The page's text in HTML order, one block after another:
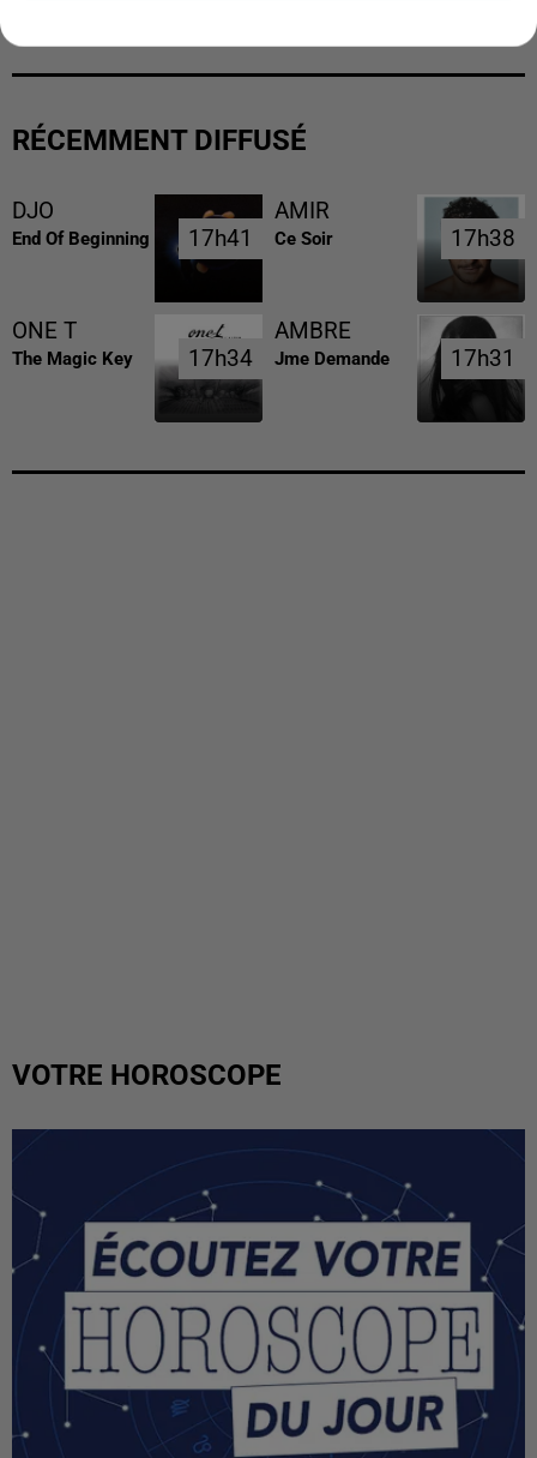
RÉCEMMENT DIFFUSÉ
DJO
End Of Beginning 17h41
17h41
AMIR
Ce Soir 17h38
17h38
ONE T
The Magic Key 17h34
17h34
AMBRE
Jme Demande 17h31
17h31
VOTRE HOROSCOPE